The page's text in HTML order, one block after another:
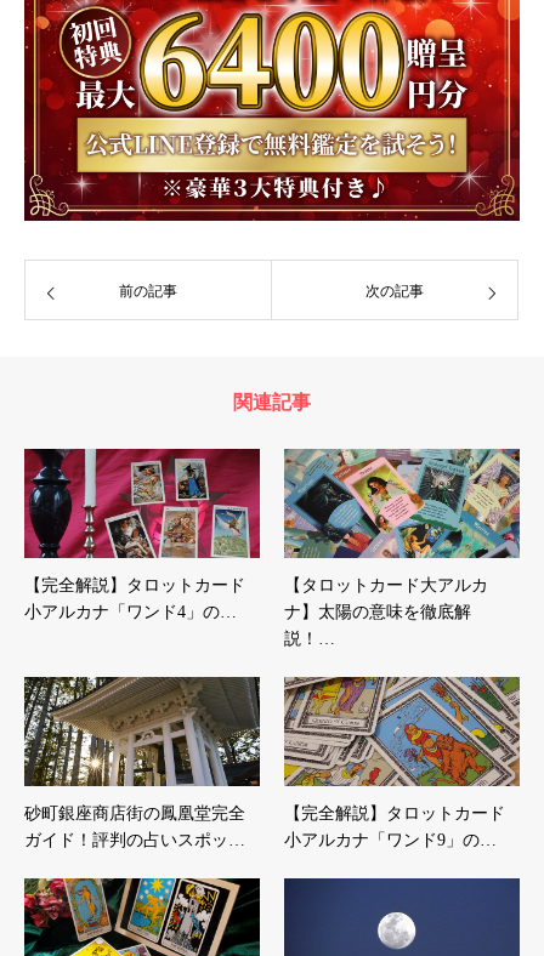
前の記事 次の記事
関連記事
【完全解説】タロットカード
小アルカナ「ワンド4」の…
【タロットカード大アルカ
ナ】太陽の意味を徹底解
説！…
砂町銀座商店街の鳳凰堂完全
ガイド！評判の占いスポッ…
【完全解説】タロットカード
小アルカナ「ワンド9」の…